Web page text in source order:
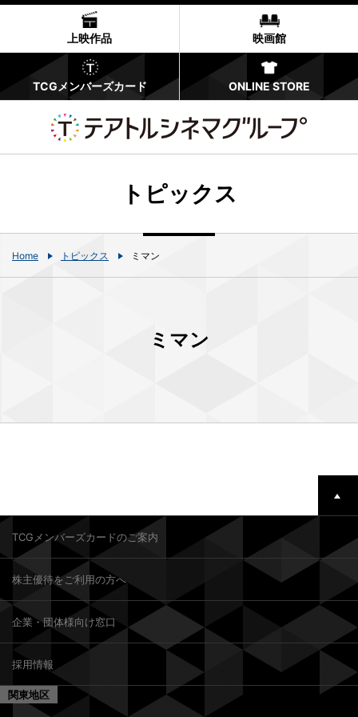
上映作品 映画館
TCGメンバーズカード ONLINE STORE
トピックス
Home トピックス ミマン
ミマン
TCGメンバーズカードのご案内
株主優待をご利用の方へ
企業・団体様向け窓口
採用情報
関東地区